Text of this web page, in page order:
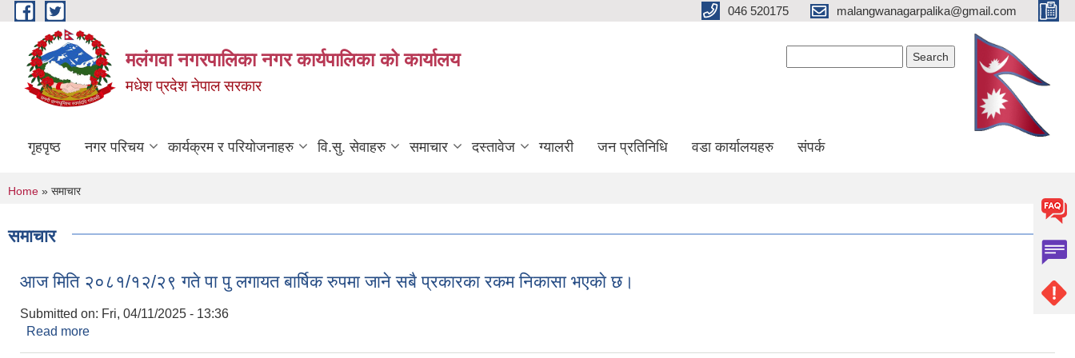
Skip to main content 046 520175 malangwanagarpalika@gmail.com
मलंगवा नगरपालिका नगर कार्यपालिका को कार्यालय
मधेश प्रदेश नेपाल सरकार
गृहपृष्ठ नगर परिचय कार्यक्रम र परियोजनाहरु वि.सु. सेवाहरु समाचार दस्तावेज ग्यालरी जन प्रतिनिधि वडा कार्यालयहरु संपर्क
You are here
Home » समाचार
समाचार
आज मिति २०८१/१२/२९ गते पा पु लगायत बार्षिक रुपमा जाने सबै प्रकारका रकम निकासा भएकाे छ।
Submitted on: Fri, 04/11/2025 - 13:36
Read more